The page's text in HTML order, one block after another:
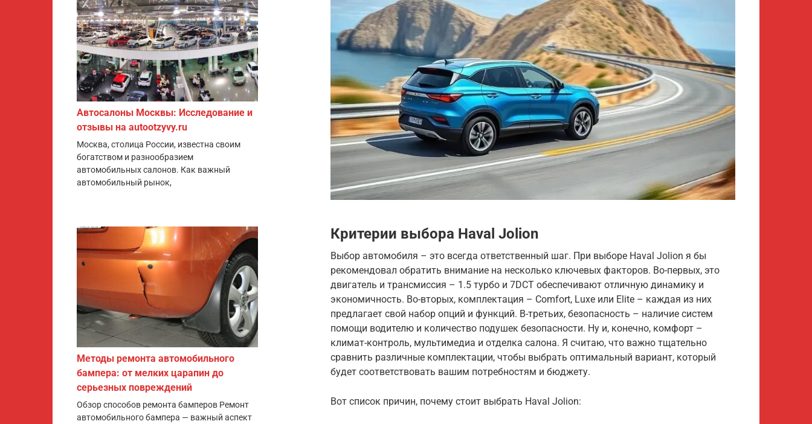
Критерии выбора Haval Jolion
Выбор автомобиля – это всегда ответственный шаг. При выборе Haval Jolion я бы
рекомендовал обратить внимание на несколько ключевых факторов. Во-первых, это
двигатель и трансмиссия – 1.5 турбо и 7DCT обеспечивают отличную динамику и
экономичность. Во-вторых, комплектация – Comfort, Luxe или Elite – каждая из них
предлагает свой набор опций и функций. В-третьих, безопасность – наличие систем
помощи водителю и количество подушек безопасности. Ну и, конечно, комфорт –
климат-контроль, мультимедиа и отделка салона. Я считаю, что важно тщательно
сравнить различные комплектации, чтобы выбрать оптимальный вариант, который
будет соответствовать вашим потребностям и бюджету.
Вот список причин, почему стоит выбрать Haval Jolion:
Автосалоны Москвы: Исследование и
отзывы на autootzyvy.ru
Москва, столица России, известна своим
богатством и разнообразием
автомобильных салонов. Как важный
автомобильный рынок,
Методы ремонта автомобильного
бампера: от мелких царапин до
серьезных повреждений
Обзор способов ремонта бамперов Ремонт
автомобильного бампера — важный аспект